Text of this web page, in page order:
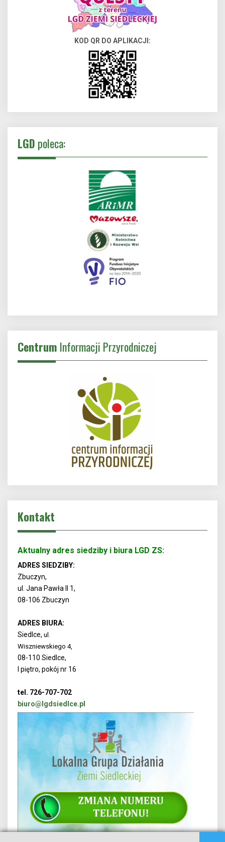
KOD QR DO APLIKACJI:
LGD poleca:
Centrum Informacji Przyrodniczej
Kontakt
Aktualny adres siedziby i biura LGD ZS:
ADRES SIEDZIBY:
Zbuczyn,
ul. Jana Pawła II 1,
08-106 Zbuczyn
ADRES BIURA:
Siedlce, ul.
Wiszniewskiego 4,
08-110 Siedlce,
I piętro, pokój nr 16
tel. 726-707-702
biuro@lgdsiedlce.pl